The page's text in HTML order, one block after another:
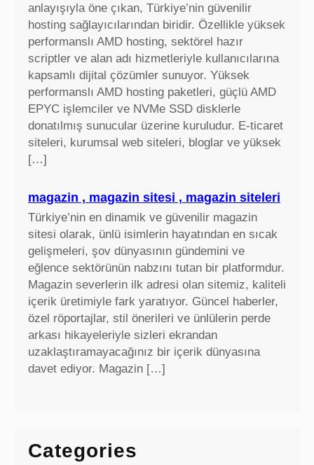
anlayışıyla öne çıkan, Türkiye’nin güvenilir
hosting sağlayıcılarından biridir. Özellikle yüksek
performanslı AMD hosting, sektörel hazır
scriptler ve alan adı hizmetleriyle kullanıcılarına
kapsamlı dijital çözümler sunuyor. Yüksek
performanslı AMD hosting paketleri, güçlü AMD
EPYC işlemciler ve NVMe SSD disklerle
donatılmış sunucular üzerine kuruludur. E-ticaret
siteleri, kurumsal web siteleri, bloglar ve yüksek
[…]
magazin , magazin sitesi , magazin siteleri
Türkiye’nin en dinamik ve güvenilir magazin
sitesi olarak, ünlü isimlerin hayatından en sıcak
gelişmeleri, şov dünyasının gündemini ve
eğlence sektörünün nabzını tutan bir platformdur.
Magazin severlerin ilk adresi olan sitemiz, kaliteli
içerik üretimiyle fark yaratıyor. Güncel haberler,
özel röportajlar, stil önerileri ve ünlülerin perde
arkası hikayeleriyle sizleri ekrandan
uzaklaştıramayacağınız bir içerik dünyasına
davet ediyor. Magazin […]
Categories